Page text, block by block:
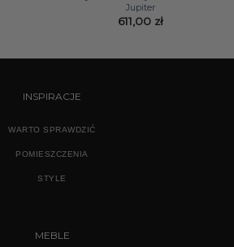
Jupiter
611,00 zł
INSPIRACJE
WARTO SPRAWDZIĆ
POMIESZCZENIA
STYLE
MEBLE